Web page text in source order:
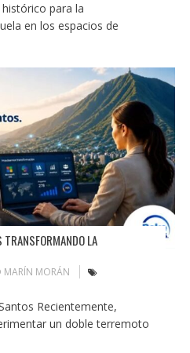
para la
en los espacios de
LA
MARÍN MORÁN
Recientemente,
un doble terremoto